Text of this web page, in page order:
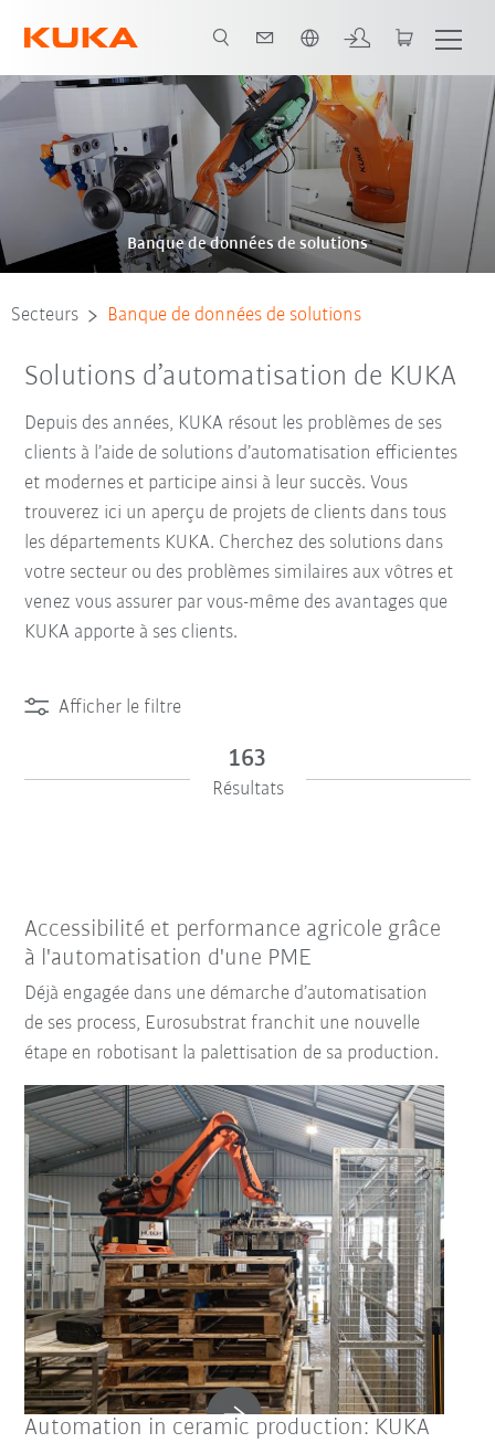
Banque de données de solutions
Secteurs Banque de données de solutions
Solutions d’automatisation de KUKA
Depuis des années, KUKA résout les problèmes de ses
clients à l’aide de solutions d’automatisation efficientes
et modernes et participe ainsi à leur succès. Vous
trouverez ici un aperçu de projets de clients dans tous
les départements KUKA. Cherchez des solutions dans
votre secteur ou des problèmes similaires aux vôtres et
venez vous assurer par vous-même des avantages que
KUKA apporte à ses clients.
Afficher le filtre
Réinitialiser le filtre
163
Résultats
Accessibilité et performance agricole grâce
à l'automatisation d'une PME
Déjà engagée dans une démarche d’automatisation
de ses process, Eurosubstrat franchit une nouvelle
étape en robotisant la palettisation de sa production.
Automation in ceramic production: KUKA